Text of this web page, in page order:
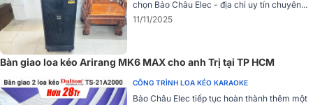
chọn Bảo Châu Elec - địa chỉ uy tín chuyên...
11/11/2025
Bàn giao loa kéo Arirang MK6 MAX cho anh Trị tại TP HCM
CÔNG TRÌNH LOA KÉO KARAOKE
Bảo Châu Elec tiếp tục hoàn thành thêm một